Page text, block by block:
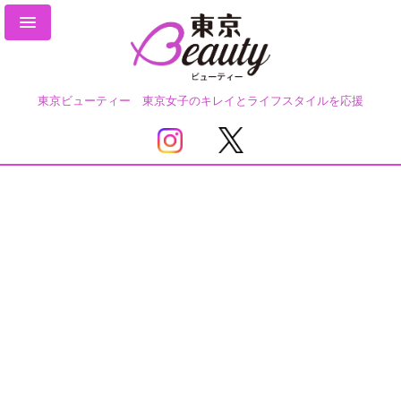
東京ビューティー 東京女子のキレイとライフスタイルを応援